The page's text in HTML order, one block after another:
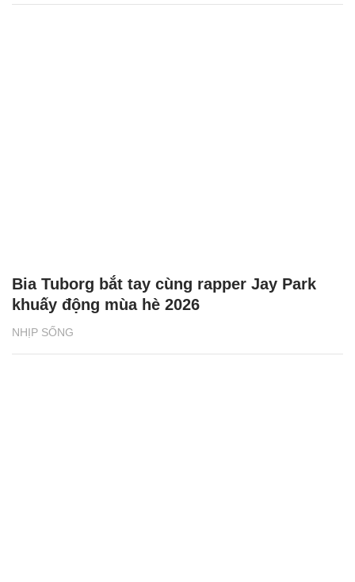
NHỊP SỐNG
Bia Tuborg bắt tay cùng rapper Jay Park
khuấy động mùa hè 2026